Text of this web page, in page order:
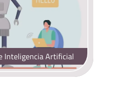
Inteligencia Artificial